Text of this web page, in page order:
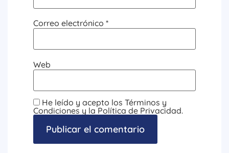
Correo electrónico *
Web
He leído y acepto los Términos y
Condiciones y la Política de Privacidad.